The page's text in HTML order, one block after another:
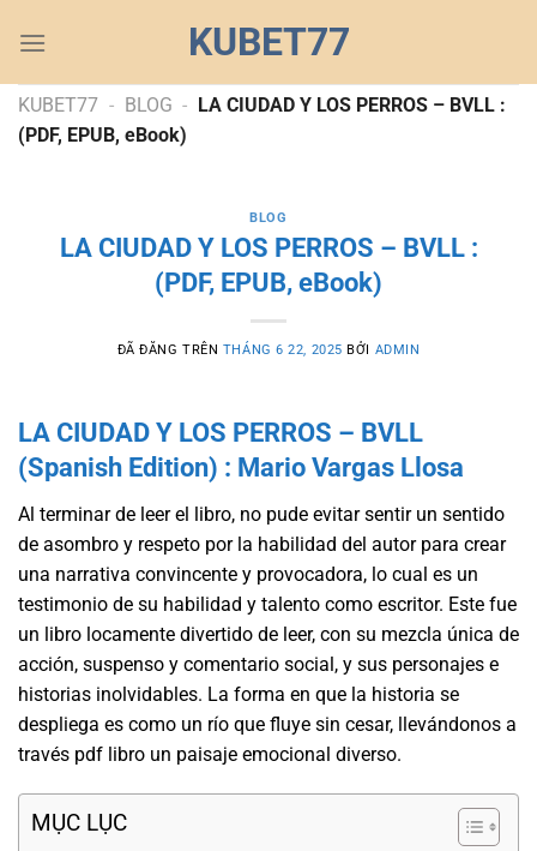
đến
dung
KUBET77
KUBET77 - BLOG - LA CIUDAD Y LOS PERROS – BVLL :
(PDF, EPUB, eBook)
BLOG
LA CIUDAD Y LOS PERROS – BVLL :
(PDF, EPUB, eBook)
ĐÃ ĐĂNG TRÊN THÁNG 6 22, 2025 BỞI ADMIN
LA CIUDAD Y LOS PERROS – BVLL
(Spanish Edition) : Mario Vargas Llosa
Al terminar de leer el libro, no pude evitar sentir un sentido
de asombro y respeto por la habilidad del autor para crear
una narrativa convincente y provocadora, lo cual es un
testimonio de su habilidad y talento como escritor. Este fue
un libro locamente divertido de leer, con su mezcla única de
acción, suspenso y comentario social, y sus personajes e
historias inolvidables. La forma en que la historia se
despliega es como un río que fluye sin cesar, llevándonos a
través pdf libro un paisaje emocional diverso.
MỤC LỤC